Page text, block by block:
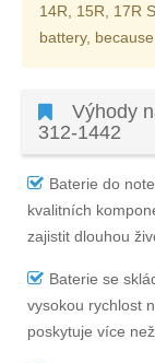
14R, 15R, 17R
battery,
Výhody
312-1442
Baterie do
kvalitních
zajistit dlouhou
Baterie se
vysokou rychlost
poskytuje více